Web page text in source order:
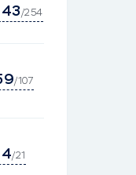
/254
/107
/21